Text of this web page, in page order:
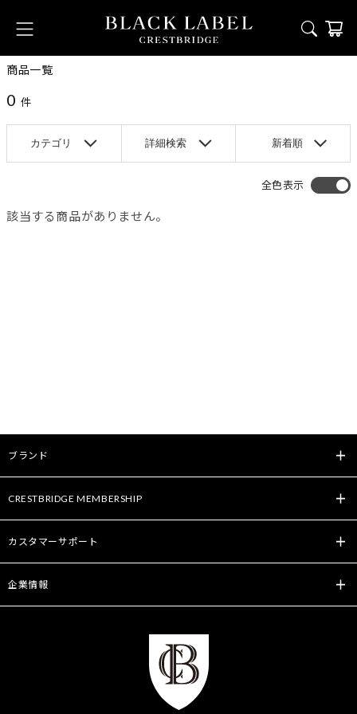
商品一覧
0 件
カテゴリ 詳細検索 新着順
全色表示
該当する商品がありません。
ブランド
CRESTBRIDGE MEMBERSHIP
カスタマーサポート
企業情報